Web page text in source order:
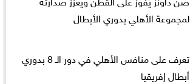
لمجموعة الأهلي بدوري الأبطال
تعرف على منافس الأهلي في دور الـ 8 بدوري
أبطال إفريقيا